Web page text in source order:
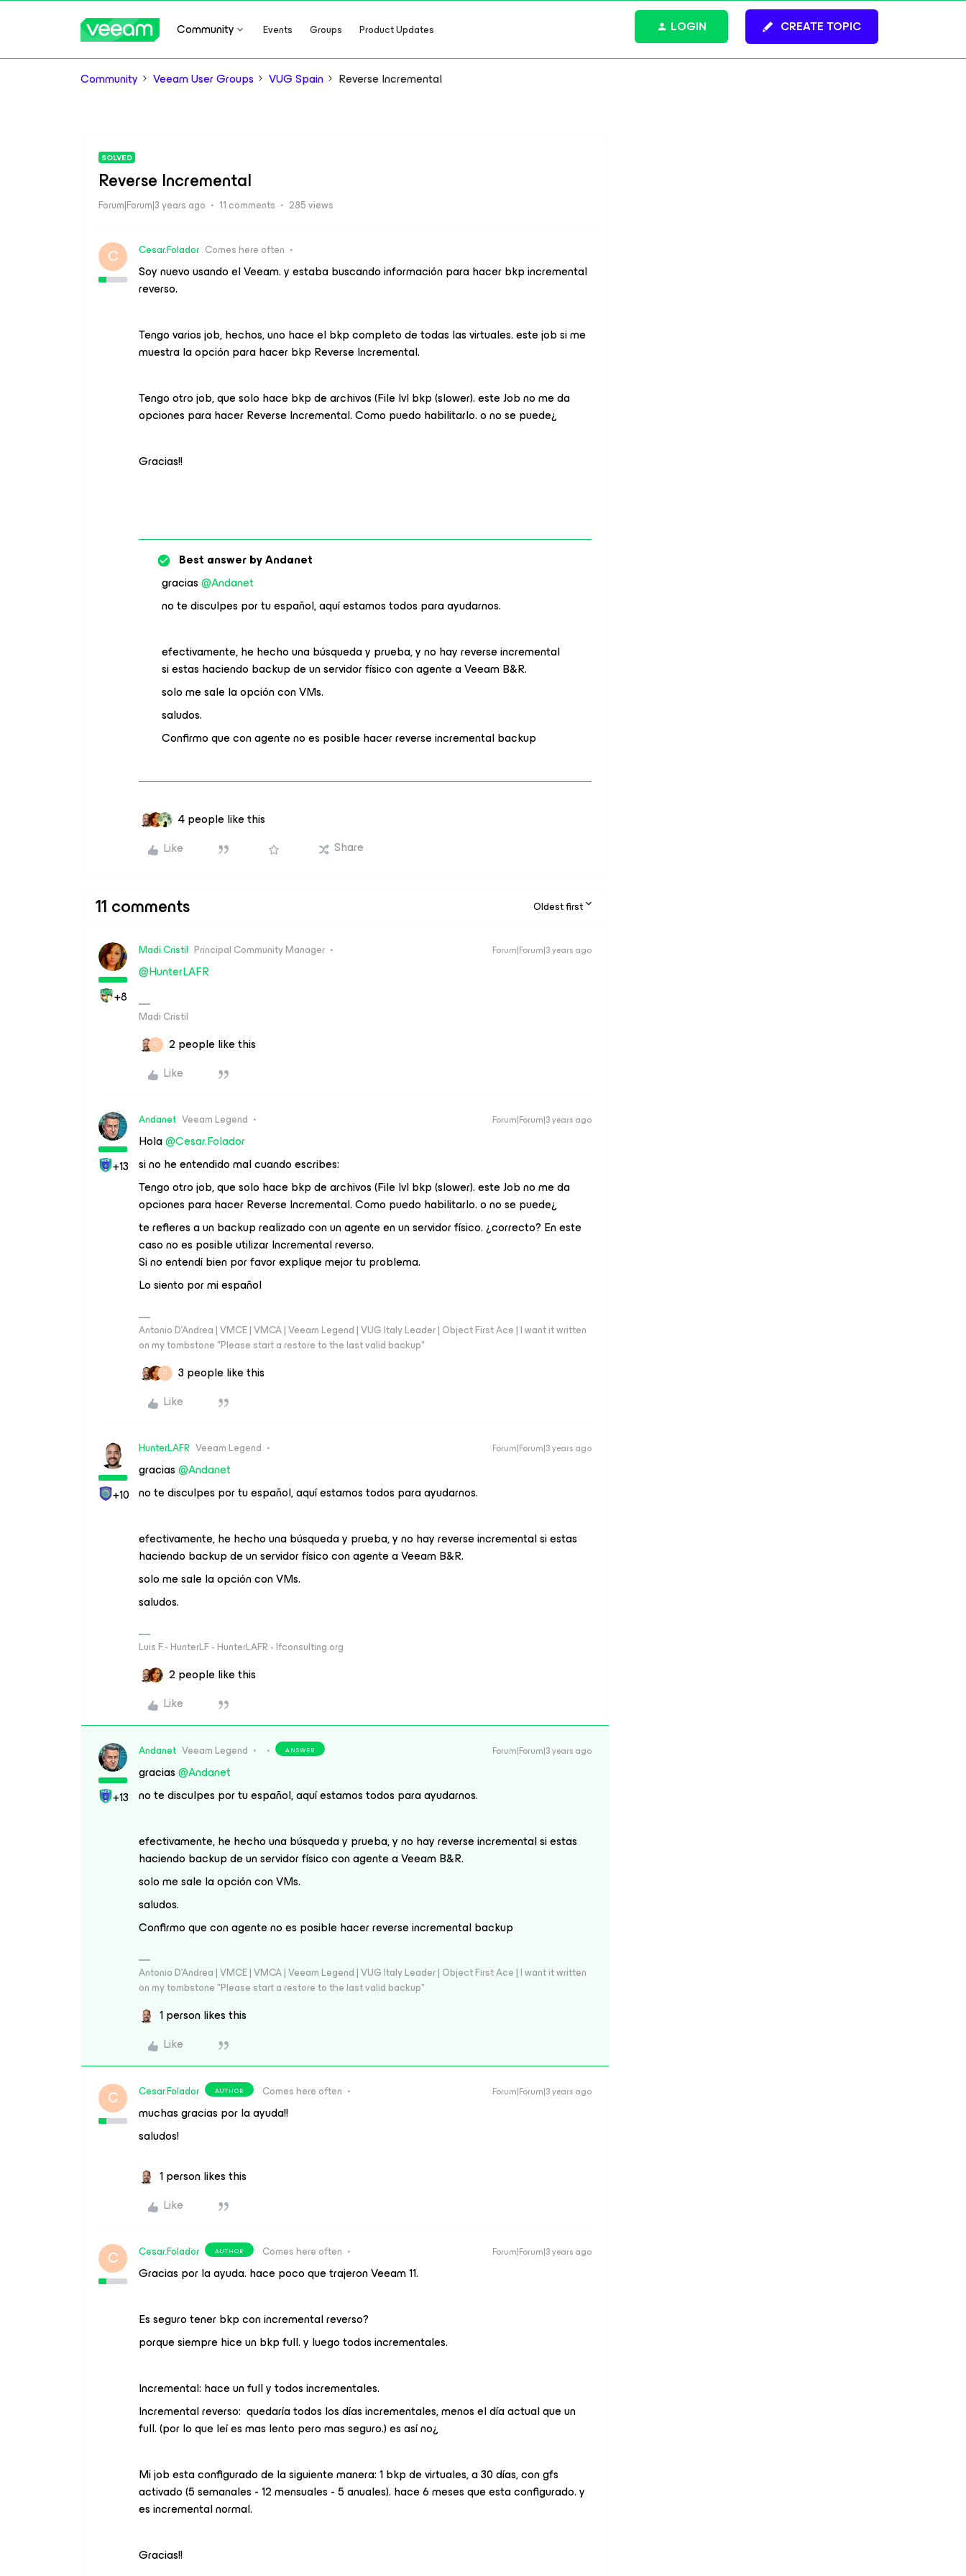
Community Events Groups Product Updates CREATE TOPIC
LOGIN
Community Veeam User Groups VUG Spain Reverse Incremental
SOLVED
Reverse Incremental
Forum|Forum|3 years ago 11 comments 285 views
C Cesar.Folador Comes here often
Soy nuevo usando el Veeam. y estaba buscando información para hacer bkp incremental
reverso.
Tengo varios job, hechos, uno hace el bkp completo de todas las virtuales. este job si me
muestra la opción para hacer bkp Reverse Incremental.
Tengo otro job, que solo hace bkp de archivos (File lvl bkp (slower). este Job no me da
opciones para hacer Reverse Incremental. Como puedo habilitarlo. o no se puede¿
Gracias!!
Best answer byAndanet
gracias@Andanet
no te disculpes por tu español, aquí estamos todos para ayudarnos.
efectivamente, he hecho una búsqueda y prueba, y no hay reverse incremental
si estas haciendo backup de un servidor físico con agente a Veeam B&R.
solo me sale la opción con VMs.
saludos.
Confirmo que con agente no es posible hacer reverse incremental backup
4 people like this
Like
Share
11 comments Oldest first
+8
Madi.Cristil Principal Community Manager Forum|Forum|3 years ago
@HunterLAFR
Madi Cristil
C
2 people like this
Like
+13
Andanet Veeam Legend Forum|Forum|3 years ago
Hola@Cesar.Folador
si no he entendido mal cuando escribes:
Tengo otro job, que solo hace bkp de archivos (File lvl bkp (slower). este Job no me da
opciones para hacer Reverse Incremental. Como puedo habilitarlo. o no se puede¿
te refieres a un backup realizado con un agente en un servidor físico. ¿correcto? En este
caso no es posible utilizar Incremental reverso.
Si no entendí bien por favor explique mejor tu problema.
Lo siento por mi español
Antonio D'Andrea | VMCE | VMCA | Veeam Legend | VUG Italy Leader | Object First Ace | I want it written
on my tombstone "Please start a restore to the last valid backup"
C
3 people like this
Like
+10
HunterLAFR Veeam Legend Forum|Forum|3 years ago
gracias@Andanet
no te disculpes por tu español, aquí estamos todos para ayudarnos.
efectivamente, he hecho una búsqueda y prueba, y no hay reverse incremental si estas
haciendo backup de un servidor físico con agente a Veeam B&R.
solo me sale la opción con VMs.
saludos.
Luis F.- HunterLF - HunterLAFR - lfconsulting.org
2 people like this
Like
+13
Andanet Veeam Legend ANSWER Forum|Forum|3 years ago
gracias@Andanet
no te disculpes por tu español, aquí estamos todos para ayudarnos.
efectivamente, he hecho una búsqueda y prueba, y no hay reverse incremental si estas
haciendo backup de un servidor físico con agente a Veeam B&R.
solo me sale la opción con VMs.
saludos.
Confirmo que con agente no es posible hacer reverse incremental backup
Antonio D'Andrea | VMCE | VMCA | Veeam Legend | VUG Italy Leader | Object First Ace | I want it written
on my tombstone "Please start a restore to the last valid backup"
1 person likes this
Like
C Cesar.Folador AUTHOR Comes here often Forum|Forum|3 years ago
muchas gracias por la ayuda!!
saludos!
1 person likes this
Like
C Cesar.Folador AUTHOR Comes here often Forum|Forum|3 years ago
Gracias por la ayuda. hace poco que trajeron Veeam 11.
Es seguro tener bkp con incremental reverso?
porque siempre hice un bkp full. y luego todos incrementales.
Incremental: hace un full y todos incrementales.
Incremental reverso: quedaría todos los días incrementales, menos el día actual que un
full. (por lo que leí es mas lento pero mas seguro.) es así no¿
Mi job esta configurado de la siguiente manera: 1 bkp de virtuales, a 30 días, con gfs
activado (5 semanales - 12 mensuales - 5 anuales). hace 6 meses que esta configurado. y
es incremental normal.
Gracias!!